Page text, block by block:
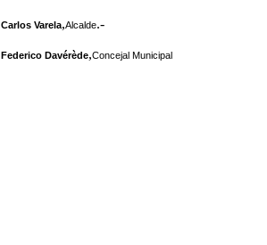
Carlos Varela,Alcalde.-
Federico Davérède,Concejal Municipal